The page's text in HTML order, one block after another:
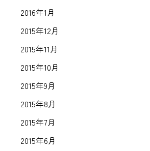
2016年1月
2015年12月
2015年11月
2015年10月
2015年9月
2015年8月
2015年7月
2015年6月